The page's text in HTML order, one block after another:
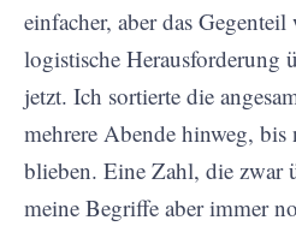
einfacher, aber das
logistische Herausforderung
jetzt. Ich sortierte die
mehrere Abende hinweg,
blieben. Eine Zahl, die zwar
meine Begriffe aber immer